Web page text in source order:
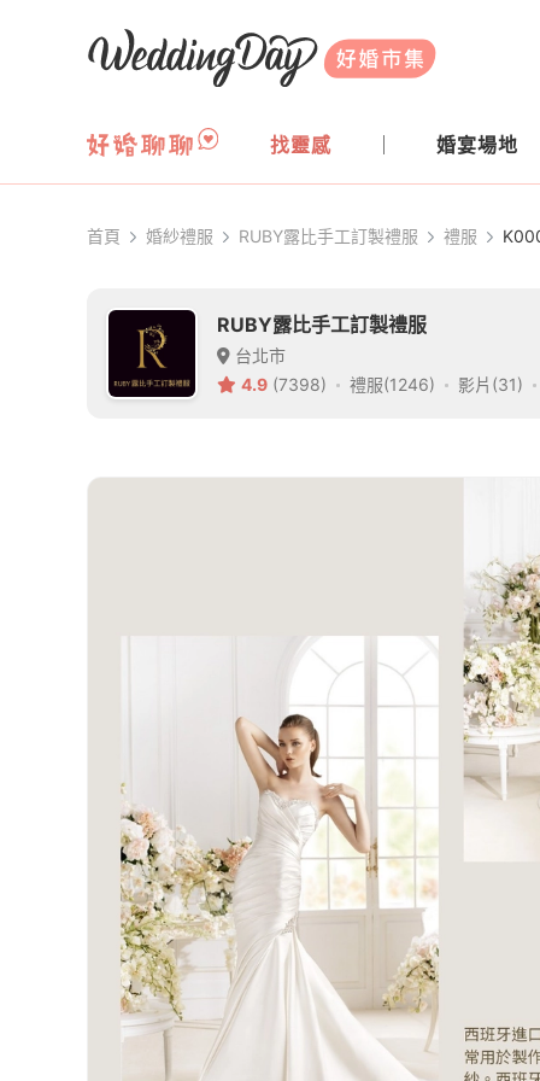
WeddingDay 好婚市集
找靈感 婚宴場地
首頁 婚紗禮服 RUBY露比手工訂製禮服 禮服
RUBY露比手工訂製禮服
台北市
4.9 (7398) 禮服(1246) 影片(31)